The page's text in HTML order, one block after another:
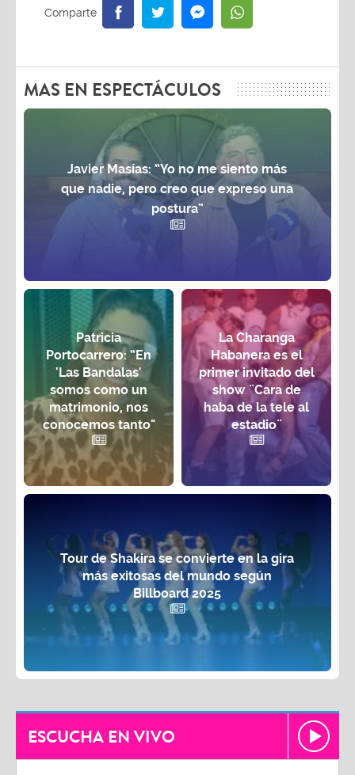
MAS EN ESPECTÁCULOS
Javier Masías: “Yo no me siento más
que nadie, pero creo que expreso una
postura”
Patricia
Portocarrero: “En
'Las Bandalas'
somos como un
matrimonio, nos
conocemos tanto"
La Charanga
Habanera es el
primer invitado del
show ¨Cara de
haba de la tele al
estadio¨
Tour de Shakira se convierte en la gira
más exitosas del mundo según
Billboard 2025
ESCUCHA EN VIVO